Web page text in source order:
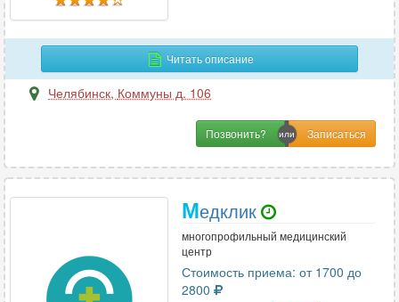
Читать описание
Челябинск, Коммуны д. 106
Позвонить?
Медклик
многопрофильный медицинский
центр
Стоимость приема: от 1700 до
2800